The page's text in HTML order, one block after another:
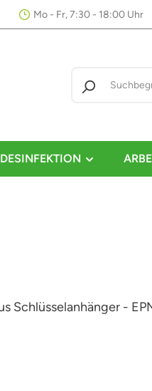
Mo - Fr, 7:30 - 18:00 Uhr
DESINFEKTION